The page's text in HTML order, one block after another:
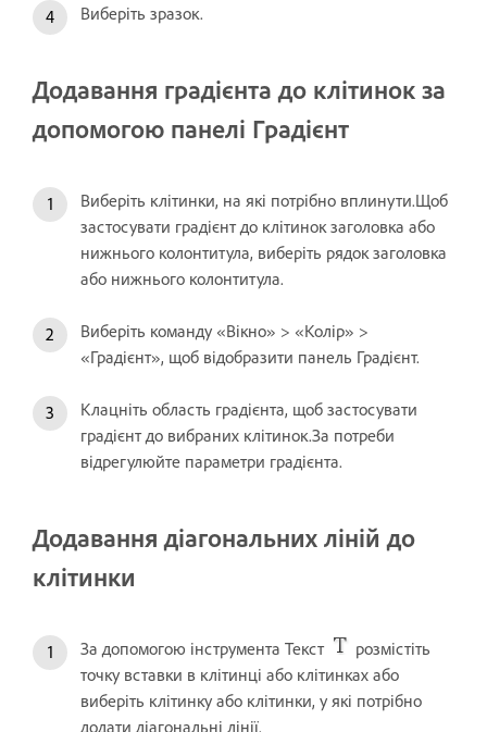
Виберіть зразок.
Додавання градієнта до клітинок за
допомогою панелі Градієнт
Виберіть клітинки, на які потрібно вплинути.Щоб
застосувати градієнт до клітинок заголовка або
нижнього колонтитула, виберіть рядок заголовка
або нижнього колонтитула.
Виберіть команду «Вікно» > «Колір» >
«Градієнт», щоб відобразити панель Градієнт.
Клацніть область градієнта, щоб застосувати
градієнт до вибраних клітинок.За потреби
відрегулюйте параметри градієнта.
Додавання діагональних ліній до
клітинки
За допомогою інструмента Текст
розмістіть
точку вставки в клітинці або клітинках або
виберіть клітинку або клітинки, у які потрібно
додати діагональні лінії.